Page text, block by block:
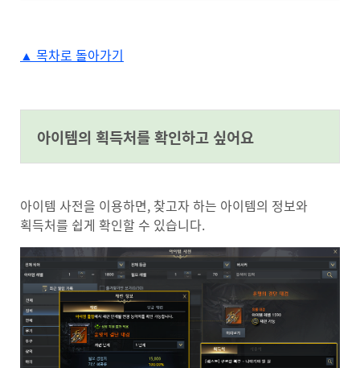
▲ 목차로 돌아가기
아이템의 획득처를 확인하고 싶어요
아이템 사전을 이용하면, 찾고자 하는 아이템의 정보와
획득처를 쉽게 확인할 수 있습니다.